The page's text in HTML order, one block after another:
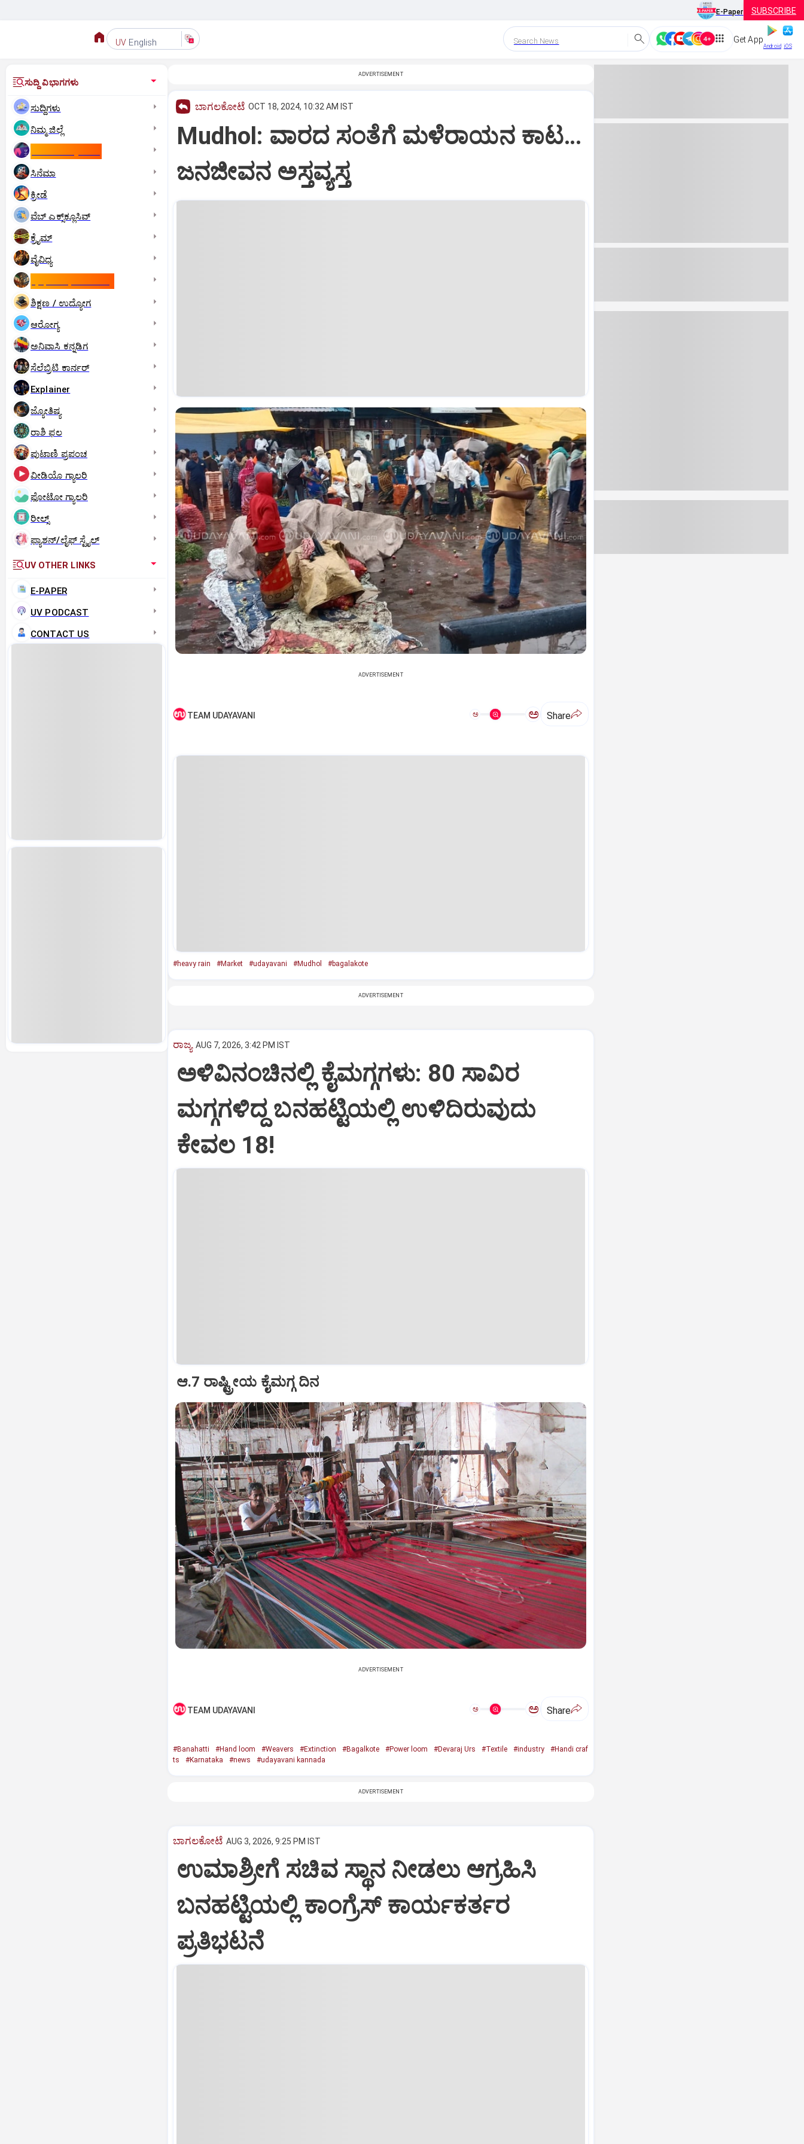
E-Paper SUBSCRIBE
UV English Search News Get App
Android iOS
ಸುದ್ದಿ ವಿಭಾಗಗಳು
ಸುದ್ದಿಗಳು
ನಿಮ್ಮ ಜಿಲ್ಲೆ
ಸಿನೆಮಾ
ಕ್ರೀಡೆ
ವೆಬ್ ಎಕ್ಸ್‌ಕ್ಲೂಸಿವ್
ಕ್ರೈಮ್
ವೈವಿಧ್ಯ
ಶಿಕ್ಷಣ / ಉದ್ಯೋಗ
ಆರೋಗ್ಯ
ಅನಿವಾಸಿ ಕನ್ನಡಿಗ
ಸೆಲೆಬ್ರಿಟಿ ಕಾರ್ನರ್‌
Explainer
ಜ್ಯೋತಿಷ್ಯ
ರಾಶಿ ಫಲ
ಪುಟಾಣಿ ಪ್ರಪಂಚ
ವೀಡಿಯೊ ಗ್ಯಾಲರಿ
ಫೋಟೋ ಗ್ಯಾಲರಿ
ರೀಲ್ಸ್
ಫ್ಯಾಶನ್/ಲೈಫ್‌ ಸ್ಟೈಲ್
UV OTHER LINKS
E-PAPER
UV PODCAST
CONTACT US
ADVERTISEMENT
ಬಾಗಲಕೋಟೆ OCT 18, 2024, 10:32 AM IST
Mudhol: ವಾರದ ಸಂತೆಗೆ ಮಳೆರಾಯನ ಕಾಟ…
ಜನಜೀವನ ಅಸ್ತವ್ಯಸ್ತ
ADVERTISEMENT
TEAM UDAYAVANI ಅ ಅ Share
#heavy rain #Market #udayavani #Mudhol #bagalakote
ADVERTISEMENT
ರಾಜ್ಯ AUG 7, 2026, 3:42 PM IST
ಅಳಿವಿನಂಚಿನಲ್ಲಿ ಕೈಮಗ್ಗಗಳು: 80 ಸಾವಿರ
ಮಗ್ಗಗಳಿದ್ದ ಬನಹಟ್ಟಿಯಲ್ಲಿ ಉಳಿದಿರುವುದು
ಕೇವಲ 18!
ಆ.7 ರಾಷ್ಟ್ರೀಯ ಕೈಮಗ್ಗ ದಿನ
ADVERTISEMENT
TEAM UDAYAVANI ಅ ಅ Share
#Banahatti #Hand loom #Weavers #Extinction #Bagalkote #Power loom #Devaraj Urs #Textile #industry
#Handi craf
ts
#Karnataka #news #udayavani kannada
ADVERTISEMENT
ಬಾಗಲಕೋಟೆ AUG 3, 2026, 9:25 PM IST
ಉಮಾಶ್ರೀಗೆ ಸಚಿವ ಸ್ಥಾನ ನೀಡಲು ಆಗ್ರಹಿಸಿ
ಬನಹಟ್ಟಿಯಲ್ಲಿ ಕಾಂಗ್ರೆಸ್ ಕಾರ್ಯಕರ್ತರ
ಪ್ರತಿಭಟನೆ